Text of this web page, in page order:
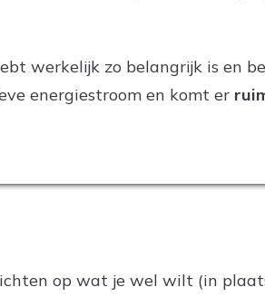
werkelijk zo belangrijk is en
energiestroom en komt er
op wat je wel wilt (in